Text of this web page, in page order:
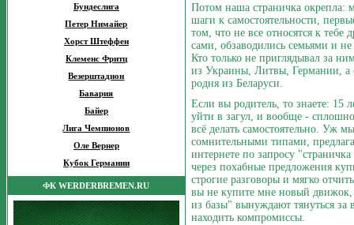
Бундеслига
Петер Нимайер
Хорст Штеффен
Клеменс Фритц
Везерштадион
Бавария
Байер
Лига Чемпионов
Оле Вернер
Кубок Германии
ФК WERDERBREMEN.RU
Потом наша страничка окрепла:
шаги к самостоятельности,
том, что не все относятся к
сами, обзаводились семьями и
Кто только не приглядывал за
из Украины, Литвы, Германии, а
родня из Беларуси.
Если вы родитель, то знаете: 15
уйти в загул, и вообще -
всё делать самостоятельно. Уж
сомнительными типами,
интернете по запросу
через похабные предложения
строгие разговоры и мягко
вы не купите мне новый движок,
из базы" вынуждают тянуться за
находить компромиссы.